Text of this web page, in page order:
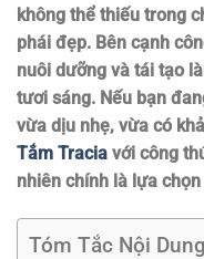
không thể thiếu trong
phái đẹp. Bên cạnh
nuôi dưỡng và tái tạo
tươi sáng. Nếu bạn
vừa dịu nhẹ, vừa có
Tắm Tracia với công
nhiên chính là lựa
Tóm Tắc Nội Dung